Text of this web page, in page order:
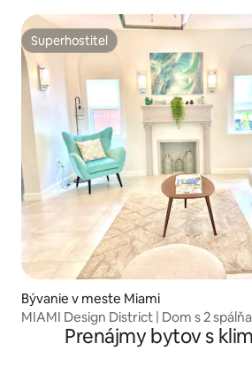
Superhostiteľ
Superhostiteľ
Bývanie v meste Miami
MIAMI Design District | Dom s 2
Prenájmy bytov s